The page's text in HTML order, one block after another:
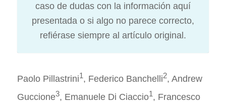
caso de dudas con la información aquí
presentada o si algo no parece correcto,
refiérase siempre al artículo original.
Paolo Pillastrini1, Federico Banchelli2, Andrew
Guccione3, Emanuele Di Ciaccio1, Francesco